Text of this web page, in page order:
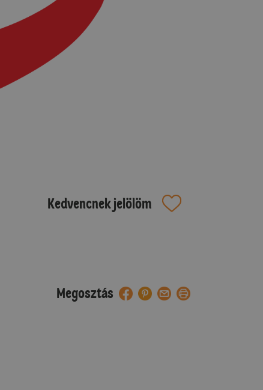
Kedvencnek jelölöm
Megosztás